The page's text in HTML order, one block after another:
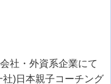
社・外資系企業にて
社)日本親子コーチング